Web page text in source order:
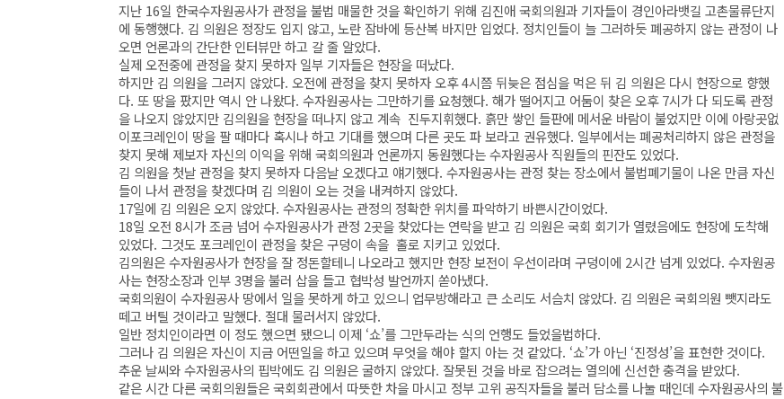
지난 16일 한국수자원공사가 관정을 불법 매물한 것을 확인하기 위해 김진애 국회의원과 기자들이 경인아라뱃길 고촌물류단지
에 동행했다. 김 의원은 정장도 입지 않고, 노란 잠바에 등산복 바지만 입었다. 정치인들이 늘 그러하듯 폐공하지 않는 관정이 나
오면 언론과의 간단한 인터뷰만 하고 갈 줄 알았다.
실제 오전중에 관정을 찾지 못하자 일부 기자들은 현장을 떠났다.
하지만 김 의원을 그러지 않았다. 오전에 관정을 찾지 못하자 오후 4시쯤 뒤늦은 점심을 먹은 뒤 김 의원은 다시 현장으로 향했
다. 또 땅을 팠지만 역시 안 나왔다. 수자원공사는 그만하기를 요청했다. 해가 떨어지고 어둠이 찾은 오후 7시가 다 되도록 관정
을 나오지 않았지만 김의원을 현장을 떠나지 않고 계속 진두지휘했다. 흙만 쌓인 들판에 메서운 바람이 불었지만 이에 아랑곳없
이포크레인이 땅을 팔 때마다 혹시나 하고 기대를 했으며 다른 곳도 파 보라고 권유했다. 일부에서는 폐공처리하지 않은 관정을
찾지 못해 제보자 자신의 이익을 위해 국회의원과 언론까지 동원했다는 수자원공사 직원들의 핀잔도 있었다.
김 의원을 첫날 관정을 찾지 못하자 다음날 오겠다고 얘기했다. 수자원공사는 관정 찾는 장소에서 불법폐기물이 나온 만큼 자신
들이 나서 관정을 찾겠다며 김 의원이 오는 것을 내켜하지 않았다.
17일에 김 의원은 오지 않았다. 수자원공사는 관정의 정확한 위치를 파악하기 바쁜시간이었다.
18일 오전 8시가 조금 넘어 수자원공사가 관정 2곳을 찾았다는 연락을 받고 김 의원은 국회 회기가 열렸음에도 현장에 도착해
있었다. 그것도 포크레인이 관정을 찾은 구덩이 속을 홀로 지키고 있었다.
김의원은 수자원공사가 현장을 잘 정돈할테니 나오라고 했지만 현장 보전이 우선이라며 구덩이에 2시간 넘게 있었다. 수자원공
사는 현장소장과 인부 3명을 불러 삽을 들고 협박성 발언까지 쏟아냈다.
국회의원이 수자원공사 땅에서 일을 못하게 하고 있으니 업무방해라고 큰 소리도 서슴치 않았다. 김 의원은 국회의원 뺏지라도
떼고 버틸 것이라고 말했다. 절대 물러서지 않았다.
일반 정치인이라면 이 정도 했으면 됐으니 이제 ‘쇼’를 그만두라는 식의 언행도 들었을법하다.
그러나 김 의원은 자신이 지금 어떤일을 하고 있으며 무엇을 해야 할지 아는 것 같았다. ‘쇼’가 아닌 ‘진정성’을 표현한 것이다.
추운 날씨와 수자원공사의 핍박에도 김 의원은 굴하지 않았다. 잘못된 것을 바로 잡으려는 열의에 신선한 충격을 받았다.
같은 시간 다른 국회의원들은 국회회관에서 따뜻한 차을 마시고 정부 고위 공직자들을 불러 담소를 나눌 때인데 수자원공사의 불